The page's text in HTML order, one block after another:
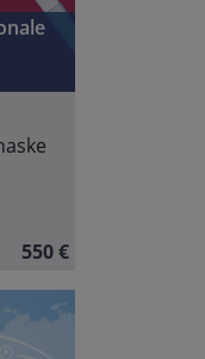
550 €